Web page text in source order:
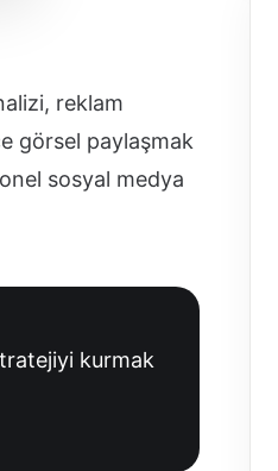
reklam
görsel paylaşmak
sosyal medya
kurmak